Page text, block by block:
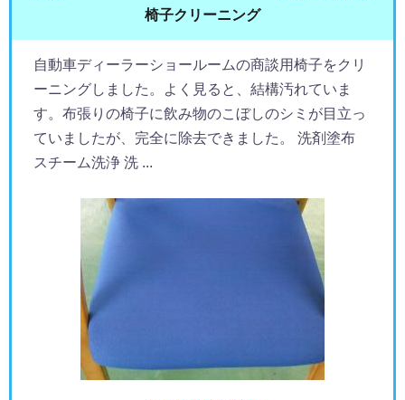
椅子クリーニング
自動車ディーラーショールームの商談用椅子をクリ
ーニングしました。よく見ると、結構汚れていま
す。布張りの椅子に飲み物のこぼしのシミが目立っ
ていましたが、完全に除去できました。 洗剤塗布
スチーム洗浄 洗 ...